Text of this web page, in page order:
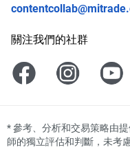
關注我們的社群
*參考、分析和交易策略由
師的獨立評估和判斷，未考